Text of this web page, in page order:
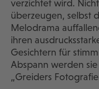
verzichtet wird.
überzeugen, selbst
Melodrama
ihren
Gesichtern für
Abspann werden
„Greiders